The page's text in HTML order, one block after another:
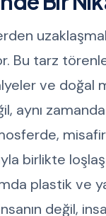
Bu tarz
ve doğal
aynı
birlikte
plastik ve
değil,